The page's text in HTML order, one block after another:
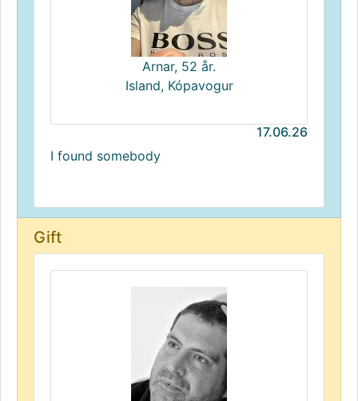
Arnar, 52 år.
Island, Kópavogur
17.06.26
I found somebody
Gift